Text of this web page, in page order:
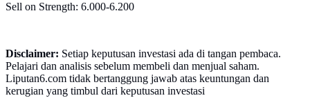
Sell on Strength: 6.000-6.200
Disclaimer: Setiap keputusan investasi ada di tangan pembaca.
Pelajari dan analisis sebelum membeli dan menjual saham.
Liputan6.com tidak bertanggung jawab atas keuntungan dan
kerugian yang timbul dari keputusan investasi